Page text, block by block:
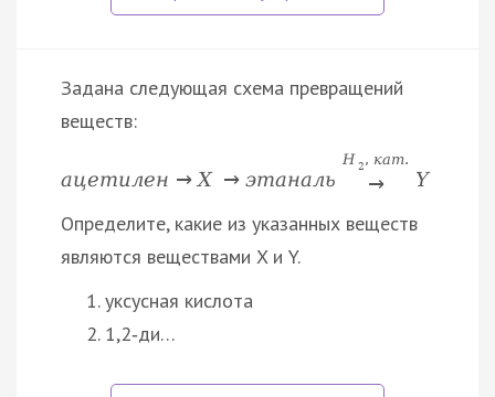
Задана следующая схема превращений
веществ:
ацетилен → X → этаналь
H 2 , кат.
→ Y
Определите, какие из указанных веществ
являются веществами X и Y.
уксусная кислота
1,2‑ди…